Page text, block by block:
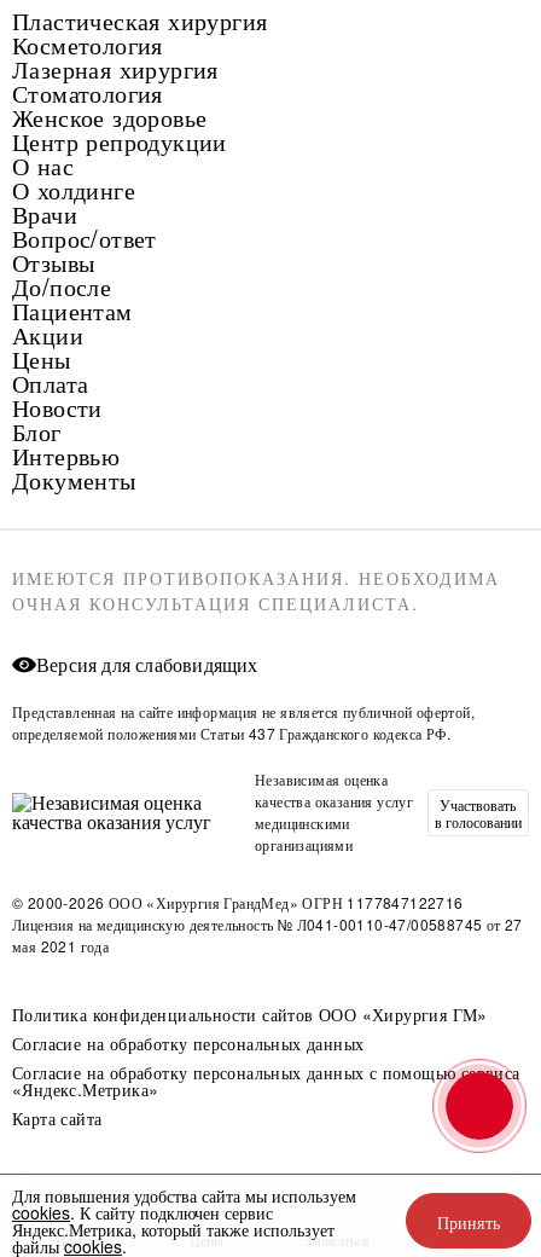
Пластическая хирургия
Косметология
Лазерная хирургия
Стоматология
Женское здоровье
Центр репродукции
О нас
О холдинге
Врачи
Вопрос/ответ
Отзывы
До/после
Пациентам
Акции
Цены
Оплата
Новости
Блог
Интервью
Документы
ИМЕЮТСЯ ПРОТИВОПОКАЗАНИЯ. НЕОБХОДИМА
ОЧНАЯ КОНСУЛЬТАЦИЯ СПЕЦИАЛИСТА.
Версия для слабовидящих
Представленная на сайте информация не является публичной офертой,
определяемой положениями Статьи 437 Гражданского кодекса РФ.
Независимая оценка
качества оказания услуг
медицинскими
организациями
Участвовать
в голосовании
© 2000-2026 ООО «Хирургия ГрандМед» ОГРН 1177847122716
Лицензия на медицинскую деятельность № Л041-00110-47/00588745 от 27
мая 2021 года
Политика конфиденциальности сайтов ООО «Хирургия ГМ»
Согласие на обработку персональных данных
Согласие на обработку персональных данных с помощью сервиса
«Яндекс.Метрика»
Карта сайта
Для повышения удобства сайта мы используем
cookies. К сайту подключен сервис
Яндекс.Метрика, который также использует
файлы cookies.
Принять
Поиск Цены Записаться Акции